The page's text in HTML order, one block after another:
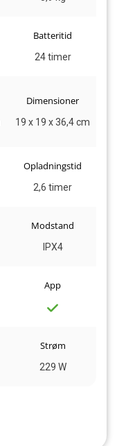
Batteritid
24 timer
Dimensioner
19 x 19 x 36,4 cm
Opladningstid
2,6 timer
Modstand
IPX4
App
Strøm
229 W